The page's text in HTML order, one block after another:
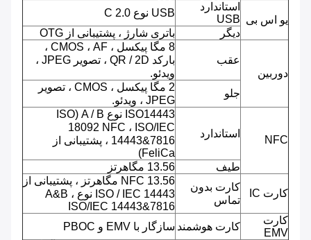
یو اس بی
استاندارد
USB
USB نوع C 2.0
دیگر
باتری شارژ ، پشتیبانی از OTG
دوربین
عقب
8 مگا پیکسل ، CMOS ، AF ،
بارکد QR / 2D ، تصویر JPEG ،
ویدئو.
جلو
2 مگا پیکسل ، CMOS ، تصویر
JPEG ، ویدئو.
NFC
استاندارد
ISO14443 نوع A / B (ISO
18092 NFC ، ISO/IEC
14443&7816 ، پشتیبانی از
FeliCa)
طیف
13.56 مگاهرتز
کارت IC
کارت بدون
تماس
NFC 13.56 مگاهرتز ، پشتیبانی از
ISO / IEC 14443 نوع A&B ،
ISO/IEC 14443&7816
کارت
EMV
کارت هوشمند سازگار با EMV و PBOC